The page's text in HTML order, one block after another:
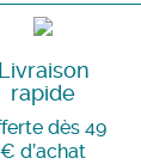
Livraison
rapide
dès 49
€ d’achat